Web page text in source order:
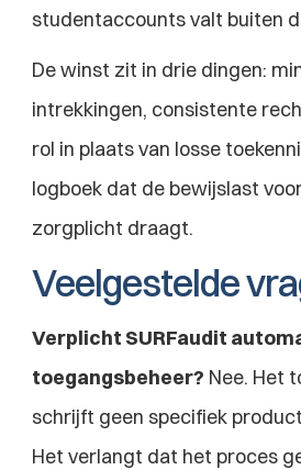
studentaccounts valt buiten
De winst zit in drie dingen:
intrekkingen, consistente
rol in plaats van losse
logboek dat de bewijslast
zorgplicht draagt.
Veelgestelde
Verplicht SURFaudit
toegangsbeheer? Nee. Het
schrijft geen specifiek
Het verlangt dat het proces